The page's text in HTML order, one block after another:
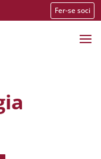
Fer-se soci